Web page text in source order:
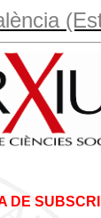
DE